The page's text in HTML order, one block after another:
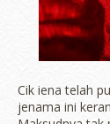
Cik iena telah
jenama ini